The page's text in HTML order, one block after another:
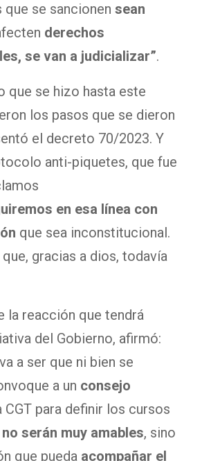
que se sancionen sean
derechos
se van a judicializar”.
que se hizo hasta este
los pasos que se dieron
el decreto 70/2023. Y
anti-piquetes, que fue
en esa línea con
que sea inconstitucional.
gracias a dios, todavía
la reacción que tendrá
del Gobierno, afirmó:
a ser que ni bien se
a un consejo
CGT para definir los cursos
no serán muy amables, sino
que pueda acompañar el